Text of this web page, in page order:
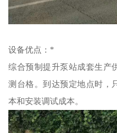
设备优点：*
综合预制提升泵站成套生产
测台格。到达预定地点时，
本和安装调试成本。